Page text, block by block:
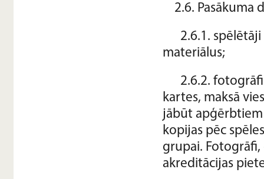
2.6. Pasākuma
2.6.1.
materiālus;
2.6.2.
kartes, maksā
jābūt apģērbtiem
kopijas pēc
grupai.
akreditācijas